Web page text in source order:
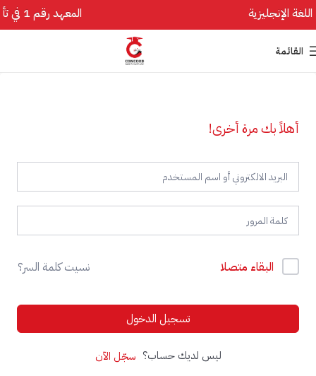
المعهد رقم 1 في تأسيس اللغة الإنجليزية
القائمة
أهلاً بك مرة أخرى!
البقاء متصلا نسيت كلمة السر؟
تسجيل الدخول
ليس لديك حساب؟ سجّل الآن